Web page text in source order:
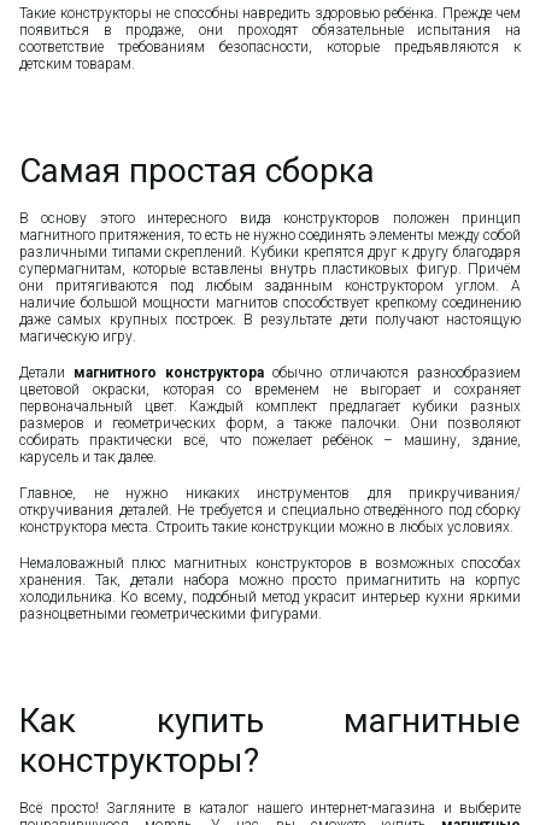
Такие конструкторы не способны навредить здоровью ребёнка. Прежде чем
появиться в продаже, они проходят обязательные испытания на
соответствие требованиям безопасности, которые предъявляются к
детским товарам.
Самая простая сборка
В основу этого интересного вида конструкторов положен принцип
магнитного притяжения, то есть не нужно соединять элементы между собой
различными типами скреплений. Кубики крепятся друг к другу благодаря
супермагнитам, которые вставлены внутрь пластиковых фигур. Причём
они притягиваются под любым заданным конструктором углом. А
наличие большой мощности магнитов способствует крепкому соединению
даже самых крупных построек. В результате дети получают настоящую
магическую игру.
Детали магнитного конструктора обычно отличаются разнообразием
цветовой окраски, которая со временем не выгорает и сохраняет
первоначальный цвет. Каждый комплект предлагает кубики разных
размеров и геометрических форм, а также палочки. Они позволяют
собирать практически всё, что пожелает ребёнок – машину, здание,
карусель и так далее.
Главное, не нужно никаких инструментов для прикручивания/
откручивания деталей. Не требуется и специально отведённого под сборку
конструктора места. Строить такие конструкции можно в любых условиях.
Немаловажный плюс магнитных конструкторов в возможных способах
хранения. Так, детали набора можно просто примагнитить на корпус
холодильника. Ко всему, подобный метод украсит интерьер кухни яркими
разноцветными геометрическими фигурами.
Как купить магнитные
конструкторы?
Всё просто! Загляните в каталог нашего интернет-магазина и выберите